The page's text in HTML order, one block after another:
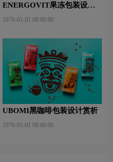
ENERGOVIT果冻包装设计
1970-01-01 08:00:00
UBOMI黑咖啡包装设计赏析
1970-01-01 08:00:00